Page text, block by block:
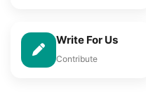
Write For Us
Contribute